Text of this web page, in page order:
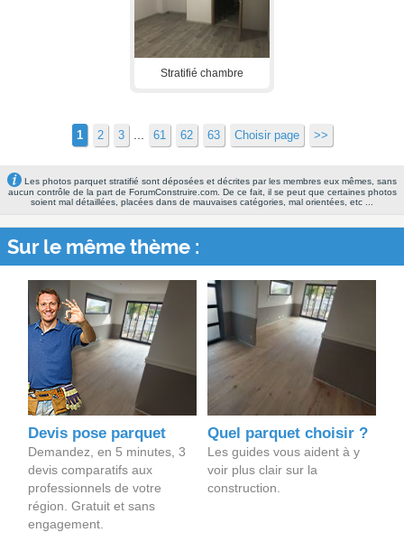
Stratifié chambre
1 2 3 61 62 63 Choisir page >>
Les photos parquet stratifié sont déposées et décrites par les membres eux mêmes, sans
aucun contrôle de la part de ForumConstruire.com. De ce fait, il se peut que certaines photos
soient mal détaillées, placées dans de mauvaises catégories, mal orientées, etc ...
Sur le même thème :
Devis pose parquet
Demandez, en 5 minutes, 3
devis comparatifs aux
professionnels de votre
région. Gratuit et sans
engagement.
Quel parquet choisir ?
Les guides vous aident à y
voir plus clair sur la
construction.